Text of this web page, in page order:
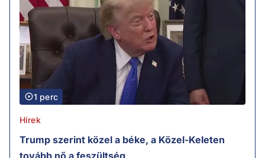
1 perc
Hírek
Trump szerint közel a béke, a Közel-Keleten
tovább nő a feszültség